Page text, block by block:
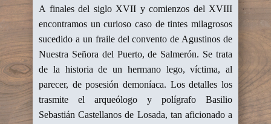
A finales del siglo XVII y comienzos del XVIII
encontramos un curioso caso de tintes milagrosos
sucedido a un fraile del convento de Agustinos de
Nuestra Señora del Puerto, de Salmerón. Se trata
de la historia de un hermano lego, víctima, al
parecer, de posesión demoníaca. Los detalles los
trasmite el arqueólogo y polígrafo Basilio
Sebastián Castellanos de Losada, tan aficionado a